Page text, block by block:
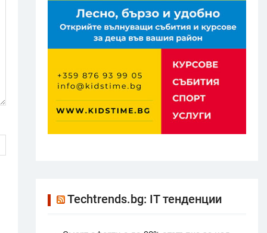
Techtrends.bg: IT тенденции